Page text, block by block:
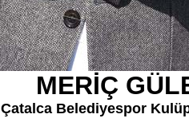
MERİÇ
Çatalca Belediyespor